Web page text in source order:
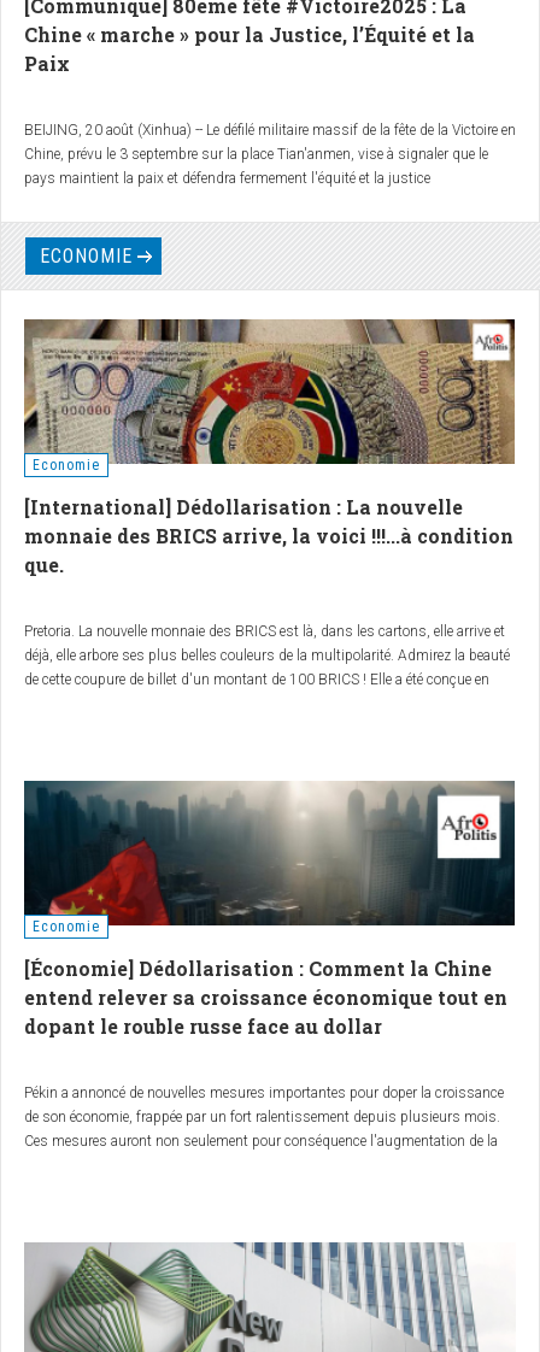
[Communiqué] 80ème fête #Victoire2025 : La
Chine « marche » pour la Justice, l’Équité et la
Paix
BEIJING, 20 août (Xinhua) -- Le défilé militaire massif de la fête de la Victoire en
Chine, prévu le 3 septembre sur la place Tian'anmen, vise à signaler que le
pays maintient la paix et défendra fermement l'équité et la justice
ECONOMIE
Economie
[International] Dédollarisation : La nouvelle
monnaie des BRICS arrive, la voici !!!...à condition
que.
Pretoria. La nouvelle monnaie des BRICS est là, dans les cartons, elle arrive et
déjà, elle arbore ses plus belles couleurs de la multipolarité. Admirez la beauté
de cette coupure de billet d'un montant de 100 BRICS ! Elle a été conçue en
suffit-il ? Oh que non ! Voici les grands défis à relever pour que cette monnaie
commune devienne réalité.
Economie
[Économie] Dédollarisation : Comment la Chine
entend relever sa croissance économique tout en
dopant le rouble russe face au dollar
Pékin a annoncé de nouvelles mesures importantes pour doper la croissance
de son économie, frappée par un fort ralentissement depuis plusieurs mois.
Ces mesures auront non seulement pour conséquence l'augmentation de la